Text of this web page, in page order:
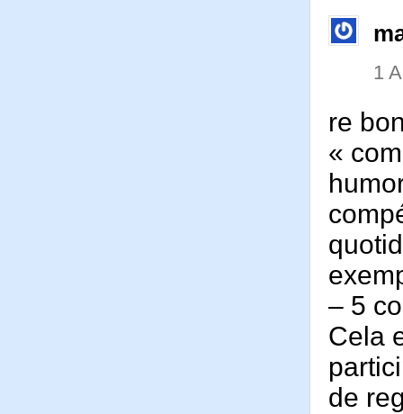
1
re
«
– 5
Cela
de